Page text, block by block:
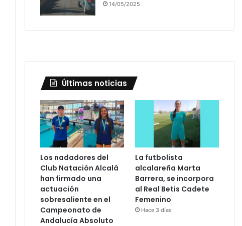
14/05/2025
Últimas noticias
Los nadadores del
Club Natación Alcalá
han firmado una
actuación
sobresaliente en el
Campeonato de
Andalucía Absoluto
La futbolista
alcalareña Marta
Barrera, se incorpora
al Real Betis Cadete
Femenino
Hace 3 días